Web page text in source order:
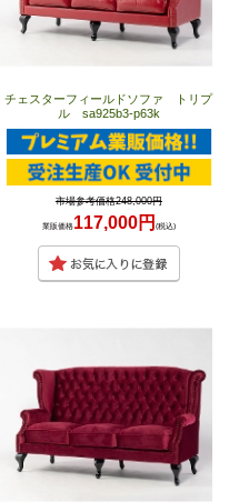
チェスターフィールドソファ トリプ
ル sa925b3-p63k
市場参考価格248,000円
業販価格117,000円 (税込)